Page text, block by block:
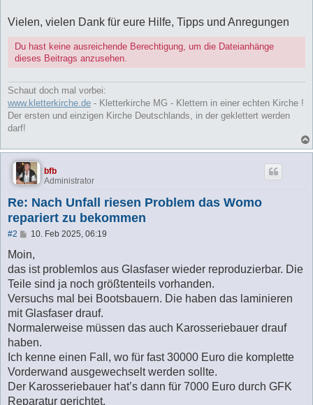
Vielen, vielen Dank für eure Hilfe, Tipps und Anregungen
Du hast keine ausreichende Berechtigung, um die Dateianhänge
dieses Beitrags anzusehen.
Schaut doch mal vorbei:
www.kletterkirche.de - Kletterkirche MG - Klettern in einer echten Kirche !
Der ersten und einzigen Kirche Deutschlands, in der geklettert werden
darf!
bfb
Administrator
Re: Nach Unfall riesen Problem das Womo
repariert zu bekommen
#2
B
i
t
r
a
10. Feb 2025, 06:19
Moin,
das ist problemlos aus Glasfaser wieder reproduzierbar. Die
Teile sind ja noch größtenteils vorhanden.
Versuchs mal bei Bootsbauern. Die haben das laminieren
mit Glasfaser drauf.
Normalerweise müssen das auch Karosseriebauer drauf
haben.
Ich kenne einen Fall, wo für fast 30000 Euro die komplette
Vorderwand ausgewechselt werden sollte.
Der Karosseriebauer hat’s dann für 7000 Euro durch GFK
Reparatur gerichtet.